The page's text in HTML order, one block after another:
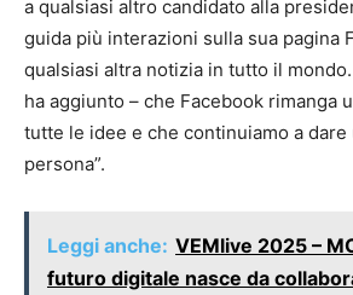
a qualsiasi altro candidato alla
guida più interazioni sulla sua pagina
qualsiasi altra notizia in tutto il
ha aggiunto – che Facebook rimanga
tutte le idee e che continuiamo a dare
persona”.
Leggi anche: VEMlive 2025 –
futuro digitale nasce da